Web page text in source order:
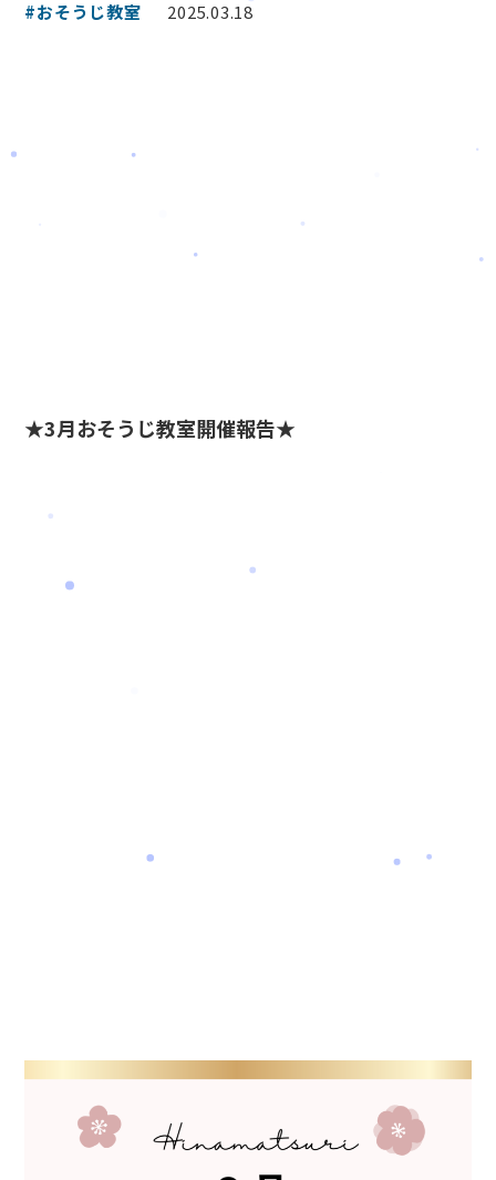
#おそうじ教室 2025.03.18
★3月おそうじ教室開催報告★